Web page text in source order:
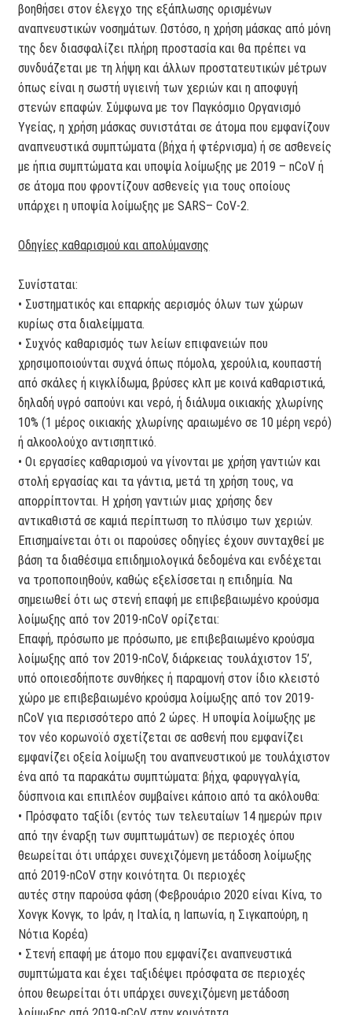
βοηθήσει στον έλεγχο της εξάπλωσης ορισμένων
αναπνευστικών νοσημάτων. Ωστόσο, η χρήση μάσκας από μόνη
της δεν διασφαλίζει πλήρη προστασία και θα πρέπει να
συνδυάζεται με τη λήψη και άλλων προστατευτικών μέτρων
όπως είναι η σωστή υγιεινή των χεριών και η αποφυγή
στενών επαφών. Σύμφωνα με τον Παγκόσμιο Οργανισμό
Υγείας, η χρήση μάσκας συνιστάται σε άτομα που εμφανίζουν
αναπνευστικά συμπτώματα (βήχα ή φτέρνισμα) ή σε ασθενείς
με ήπια συμπτώματα και υποψία λοίμωξης με 2019 – nCoV ή
σε άτομα που φροντίζουν ασθενείς για τους οποίους
υπάρχει η υποψία λοίμωξης με SARS– CoV-2.
Οδηγίες καθαρισμού και απολύμανσης
Συνίσταται:
• Συστηματικός και επαρκής αερισμός όλων των χώρων
κυρίως στα διαλείμματα.
• Συχνός καθαρισμός των λείων επιφανειών που
χρησιμοποιούνται συχνά όπως πόμολα, χερούλια, κουπαστή
από σκάλες ή κιγκλίδωμα, βρύσες κλπ με κοινά καθαριστικά,
δηλαδή υγρό σαπούνι και νερό, ή διάλυμα οικιακής χλωρίνης
10% (1 μέρος οικιακής χλωρίνης αραιωμένο σε 10 μέρη νερό)
ή αλκοολούχο αντισηπτικό.
• Οι εργασίες καθαρισμού να γίνονται με χρήση γαντιών και
στολή εργασίας και τα γάντια, μετά τη χρήση τους, να
απορρίπτονται. Η χρήση γαντιών μιας χρήσης δεν
αντικαθιστά σε καμιά περίπτωση το πλύσιμο των χεριών.
Επισημαίνεται ότι οι παρούσες οδηγίες έχουν συνταχθεί με
βάση τα διαθέσιμα επιδημιολογικά δεδομένα και ενδέχεται
να τροποποιηθούν, καθώς εξελίσσεται η επιδημία. Να
σημειωθεί ότι ως στενή επαφή με επιβεβαιωμένο κρούσμα
λοίμωξης από τον 2019-nCoV ορίζεται:
Επαφή, πρόσωπο με πρόσωπο, με επιβεβαιωμένο κρούσμα
λοίμωξης από τον 2019-nCoV, διάρκειας τουλάχιστον 15’,
υπό οποιεσδήποτε συνθήκες ή παραμονή στον ίδιο κλειστό
χώρο με επιβεβαιωμένο κρούσμα λοίμωξης από τον 2019-
nCoV για περισσότερο από 2 ώρες. Η υποψία λοίμωξης με
τον νέο κορωνοϊό σχετίζεται σε ασθενή που εμφανίζει
εμφανίζει οξεία λοίμωξη του αναπνευστικού με τουλάχιστον
ένα από τα παρακάτω συμπτώματα: βήχα, φαρυγγαλγία,
δύσπνοια και επιπλέον συμβαίνει κάποιο από τα ακόλουθα:
• Πρόσφατο ταξίδι (εντός των τελευταίων 14 ημερών πριν
από την έναρξη των συμπτωμάτων) σε περιοχές όπου
θεωρείται ότι υπάρχει συνεχιζόμενη μετάδοση λοίμωξης
από 2019-nCoV στην κοινότητα. Οι περιοχές
αυτές στην παρούσα φάση (Φεβρουάριο 2020 είναι Κίνα, το
Χονγκ Κονγκ, το Ιράν, η Ιταλία, η Ιαπωνία, η Σιγκαπούρη, η
Νότια Κορέα)
• Στενή επαφή με άτομο που εμφανίζει αναπνευστικά
συμπτώματα και έχει ταξιδέψει πρόσφατα σε περιοχές
όπου θεωρείται ότι υπάρχει συνεχιζόμενη μετάδοση